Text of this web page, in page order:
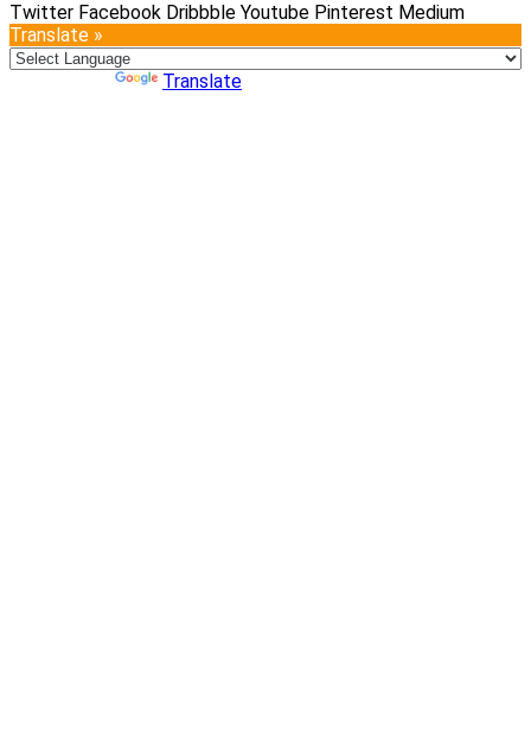
Twitter Facebook Dribbble Youtube Pinterest Medium
Translate »
Translate